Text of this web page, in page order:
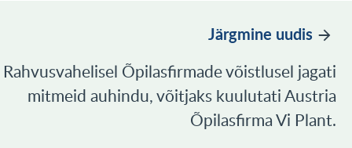
Järgmine uudis
Rahvusvahelisel Õpilasfirmade võistlusel jagati
mitmeid auhindu, võitjaks kuulutati Austria
Õpilasfirma Vi Plant.